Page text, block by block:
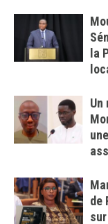
la
Un
de